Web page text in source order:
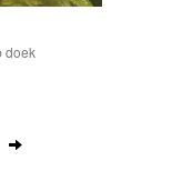
doek